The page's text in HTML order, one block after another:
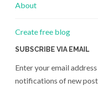
About
Create free blog
SUBSCRIBE VIA EMAIL
Enter your email
notifications of new